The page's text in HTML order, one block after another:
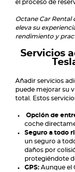
el proceso de
Octane Car Rental
eleva su
rendimiento y
Servicios
Añadir servicios
puede mejorar su
total. Estos
Opción de
coche
Seguro a todo
un seguro a
daños por
protegiéndote
GPS: Aunque el